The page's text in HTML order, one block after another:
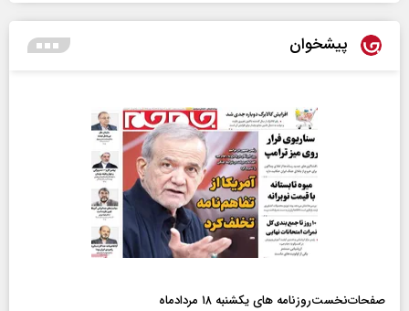
پیشخوان
صفحات‌نخست‌روزنامه ها‌ی یکشنبه ۱۸ مردادماه